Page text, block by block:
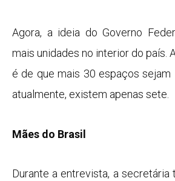
Agora, a ideia do Governo
mais unidades no interior do país.
é de que mais 30 espaços
atualmente, existem apenas sete.
Mães do Brasil
Durante a entrevista, a secretária